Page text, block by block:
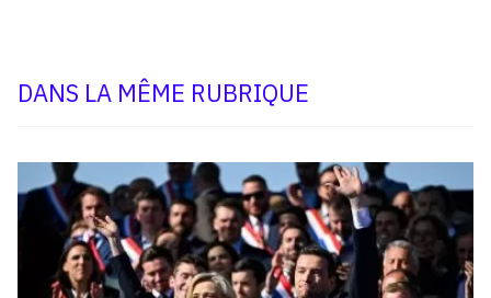
DANS LA MÊME RUBRIQUE